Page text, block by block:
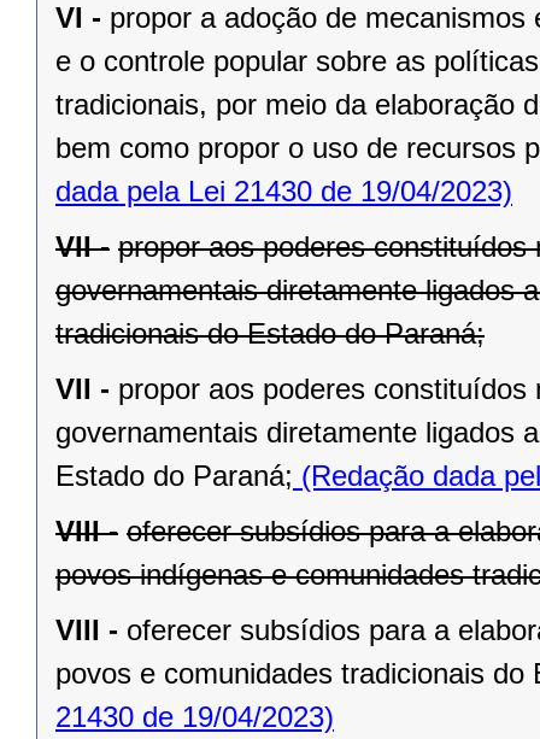
VI - propor a adoção de
e o controle popular sobre as
tradicionais, por meio da elaboração
bem como propor o uso de recursos
dada pela Lei 21430 de 19/04/2023)
VII - propor aos poderes
governamentais diretamente ligados
tradicionais do Estado do Paraná;
VII - propor aos poderes
governamentais diretamente ligados
Estado do Paraná; (Redação dada
VIII - oferecer subsídios para a
povos indígenas e comunidades
VIII - oferecer subsídios para a
povos e comunidades tradicionais do
21430 de 19/04/2023)